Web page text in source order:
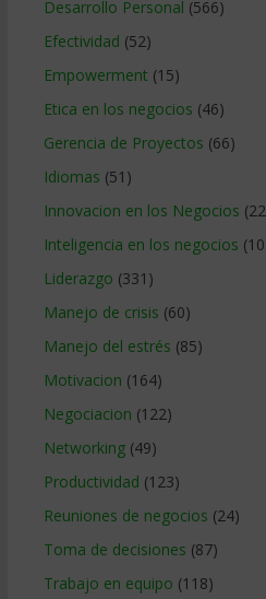
Desarrollo Personal (566)
Efectividad (52)
Empowerment (15)
Etica en los negocios (46)
Gerencia de Proyectos (66)
Idiomas (51)
Innovacion en los Negocios
Inteligencia en los negocios
Liderazgo (331)
Manejo de crisis (60)
Manejo del estrés (85)
Motivacion (164)
Negociacion (122)
Networking(49)
Productividad (123)
Reuniones de negocios (24)
Toma de decisiones (87)
Trabajo en equipo (118)